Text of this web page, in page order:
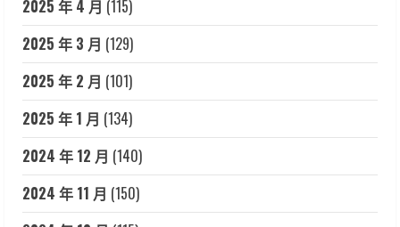
2025 年 4 月 (115)
2025 年 3 月 (129)
2025 年 2 月 (101)
2025 年 1 月 (134)
2024 年 12 月 (140)
2024 年 11 月 (150)